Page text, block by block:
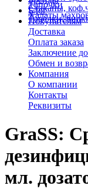
Тапочки
Халаты
Стаканы,
Тарелки,
Блог
Покупателям
Доставка
Оплата заказа
Заключение
Обмен и
Компания
О компании
Контакты
Реквизиты
GraSS:
мл.